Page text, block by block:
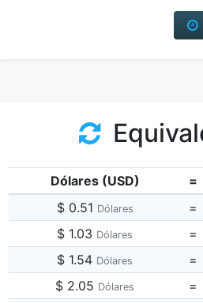
Dólares (USD) =
$ 0.51 Dólares =
$ 1.03 Dólares =
$ 1.54 Dólares =
$ 2.05 Dólares =